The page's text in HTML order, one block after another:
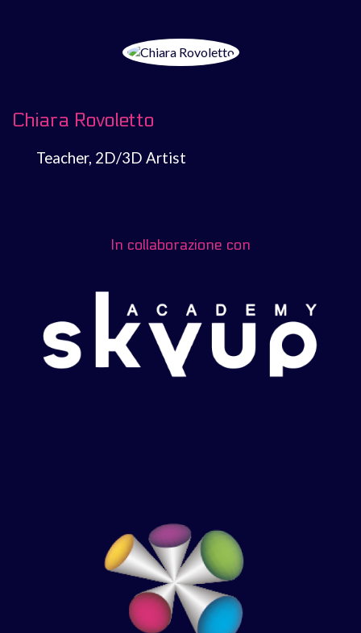
Chiara Rovoletto
Teacher, 2D/3D Artist
In collaborazione con